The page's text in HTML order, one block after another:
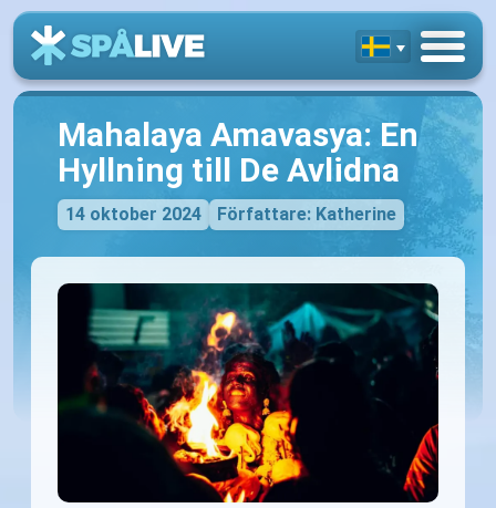
Mahalaya Amavasya: En
Hyllning till De Avlidna
14 oktober 2024 Författare: Katherine